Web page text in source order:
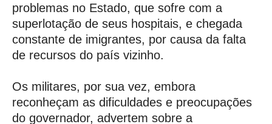
problemas no Estado, que sofre com a
superlotação de seus hospitais, e chegada
constante de imigrantes, por causa da falta
de recursos do país vizinho.
Os militares, por sua vez, embora
reconheçam as dificuldades e preocupações
do governador, advertem sobre a